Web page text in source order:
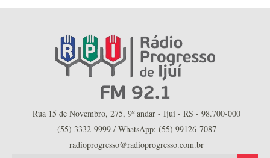
Rua 15 de Novembro, 275, 9º andar - Ijuí - RS - 98.700-000
(55) 3332-9999 / WhatsApp: (55) 99126-7087
radioprogresso@radioprogresso.com.br